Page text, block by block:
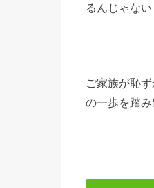
るんじゃな
ご家族が恥
の一歩を踏